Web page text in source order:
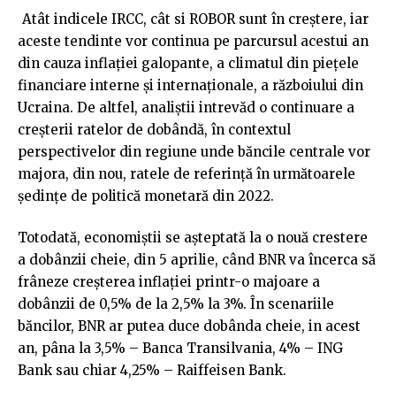
Atât indicele IRCC, cât si ROBOR sunt în creștere, iar
aceste tendinte vor continua pe parcursul acestui an
din cauza inflației galopante, a climatul din piețele
financiare interne și internaționale, a războiului din
Ucraina. De altfel, analiștii intrevăd o continuare a
creșterii ratelor de dobândă, în contextul
perspectivelor din regiune unde băncile centrale vor
majora, din nou, ratele de referință în următoarele
ședințe de politică monetară din 2022.
Totodată, economiștii se așteptată la o nouă crestere
a dobânzii cheie, din 5 aprilie, când BNR va încerca să
frâneze creșterea inflației printr-o majoare a
dobânzii de 0,5% de la 2,5% la 3%. În scenariile
băncilor, BNR ar putea duce dobânda cheie, in acest
an, pâna la 3,5% – Banca Transilvania, 4% – ING
Bank sau chiar 4,25% – Raiffeisen Bank.